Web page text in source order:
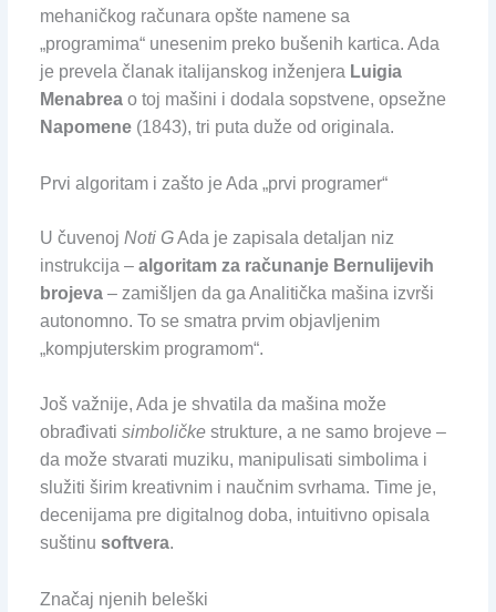
mehaničkog računara opšte namene sa
„programima“ unesenim preko bušenih kartica. Ada
je prevela članak italijanskog inženjera Luigia
Menabreao toj mašini i dodala sopstvene, opsežne
Napomene(1843), tri puta duže od originala.
Prvi algoritam i zašto je Ada „prvi programer“
U čuvenoj Noti GAda je zapisala detaljan niz
instrukcija – algoritam za računanje Bernulijevih
brojeva– zamišljen da ga Analitička mašina izvrši
autonomno. To se smatra prvim objavljenim
„kompjuterskim programom“.
Još važnije, Ada je shvatila da mašina može
obrađivati simboličkestrukture, a ne samo brojeve –
da može stvarati muziku, manipulisati simbolima i
služiti širim kreativnim i naučnim svrhama. Time je,
decenijama pre digitalnog doba, intuitivno opisala
suštinu softvera.
Značaj njenih beleški